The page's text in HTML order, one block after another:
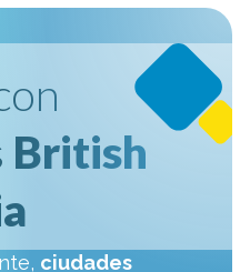
British
ciudades